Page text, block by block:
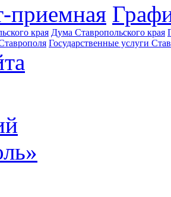
приемная
края Дума Ставропольского края
Государственные услуги